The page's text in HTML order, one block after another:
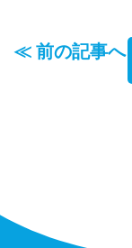
≪ 前の記事へ